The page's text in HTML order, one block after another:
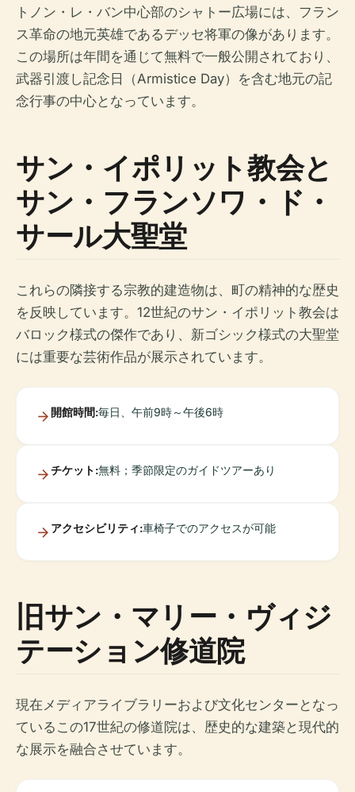
トノン・レ・バン中心部のシャトー広場には、フラン
ス革命の地元英雄であるデッセ将軍の像があります。
この場所は年間を通じて無料で一般公開されており、
武器引渡し記念日（Armistice Day）を含む地元の記
念行事の中心となっています。
サン・イポリット教会と
サン・フランソワ・ド・
サール大聖堂
これらの隣接する宗教的建造物は、町の精神的な歴史
を反映しています。12世紀のサン・イポリット教会は
バロック様式の傑作であり、新ゴシック様式の大聖堂
には重要な芸術作品が展示されています。
開館時間:毎日、午前9時～午後6時
チケット:無料；季節限定のガイドツアーあり
アクセシビリティ:車椅子でのアクセスが可能
旧サン・マリー・ヴィジ
テーション修道院
現在メディアライブラリーおよび文化センターとなっ
ているこの17世紀の修道院は、歴史的な建築と現代的
な展示を融合させています。